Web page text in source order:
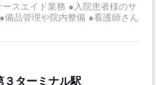
務 ●入院患者様のサ
品管理や院内整備 ●看護師さん
３ターミナル駅